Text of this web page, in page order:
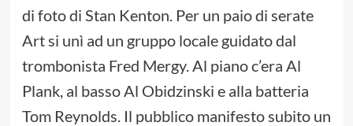
di foto di Stan Kenton. Per un paio di serate
Art si unì ad un gruppo locale guidato dal
trombonista Fred Mergy. Al piano c’era Al
Plank, al basso Al Obidzinski e alla batteria
Tom Reynolds. Il pubblico manifesto subito un